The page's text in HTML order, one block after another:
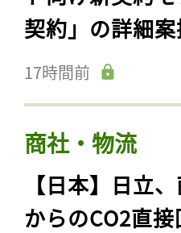
契約」の詳細
17時間前
商社・物流
【日本】日立
からのCO2直